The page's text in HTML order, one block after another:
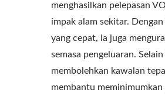
menghasilkan pelepasan
impak alam sekitar.
yang cepat, ia juga
semasa pengeluaran.
membolehkan kawalan
membantu meminimumkan